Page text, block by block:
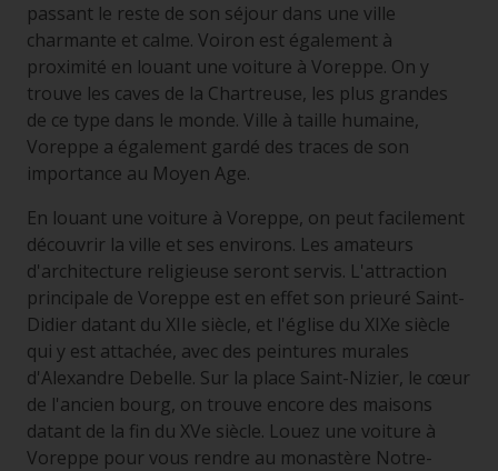
passant le reste de son séjour dans une ville
charmante et calme. Voiron est également à
proximité en louant une voiture à Voreppe. On y
trouve les caves de la Chartreuse, les plus grandes
de ce type dans le monde. Ville à taille humaine,
Voreppe a également gardé des traces de son
importance au Moyen Age.
En louant une voiture à Voreppe, on peut facilement
découvrir la ville et ses environs. Les amateurs
d'architecture religieuse seront servis. L'attraction
principale de Voreppe est en effet son prieuré Saint-
Didier datant du XIIe siècle, et l'église du XIXe siècle
qui y est attachée, avec des peintures murales
d'Alexandre Debelle. Sur la place Saint-Nizier, le cœur
de l'ancien bourg, on trouve encore des maisons
datant de la fin du XVe siècle. Louez une voiture à
Voreppe pour vous rendre au monastère Notre-